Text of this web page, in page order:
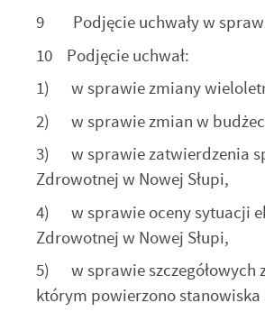
9 Podjęcie uchwały w
10 Podjęcie uchwał:
1) w sprawie zmiany
2) w sprawie zmian w
3) w sprawie zatwierdzenia
Zdrowotnej w Nowej Słupi,
4) w sprawie oceny sytuacji
Zdrowotnej w Nowej Słupi,
5) w sprawie szczegółowych
którym powierzono stanowiska